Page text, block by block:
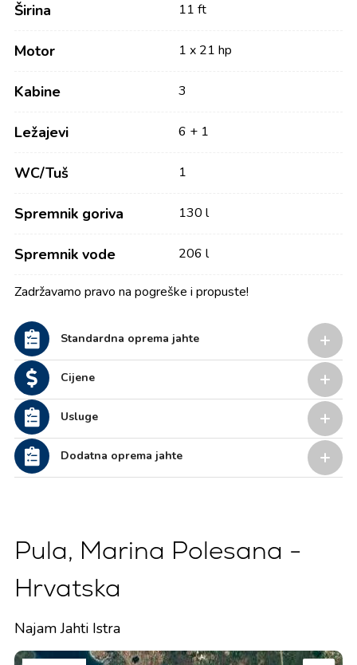
Širina 11 ft
Motor 1 x 21 hp
Kabine 3
Ležajevi 6 + 1
WC/Tuš 1
Spremnik goriva 130 l
Spremnik vode 206 l
Zadržavamo pravo na pogreške i propuste!
Standardna oprema jahte
Cijene
Usluge
Dodatna oprema jahte
Pula, Marina Polesana -
Hrvatska
Najam Jahti Istra